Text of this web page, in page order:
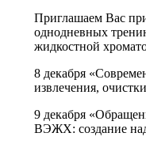
Приглашаем Вас
однодневных
жидкостной
8 декабря
извлечения,
9 декабря
ВЭЖХ: создание